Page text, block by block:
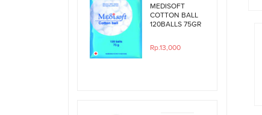
MEDISOFT
COTTON BALL
120BALLS 75GR
Rp.13,000